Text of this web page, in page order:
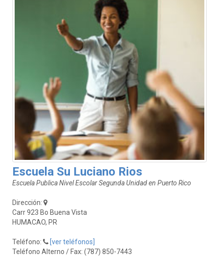
Escuela Su Luciano Rios
Escuela Publica Nivel Escolar Segunda Unidad en Puerto Rico
Dirección:
Carr 923 Bo Buena Vista
HUMACAO, PR
Teléfono:
[ver teléfonos]
Teléfono Alterno / Fax: (787) 850-7443